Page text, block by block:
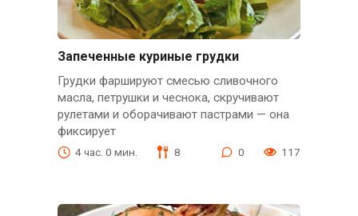
Запеченные куриные грудки
Грудки фаршируют смесью сливочного
масла, петрушки и чеснока, скручивают
рулетами и оборачивают пастрами — она
фиксирует
4 час. 0 мин. 8 0 117